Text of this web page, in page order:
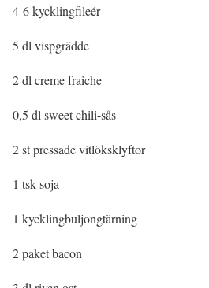
4-6 kycklingfileér
5 dl vispgrädde
2 dl creme fraiche
0,5 dl sweet chili-sås
2 st pressade vitlöksklyftor
1 tsk soja
1 kycklingbuljongtärning
2 paket bacon